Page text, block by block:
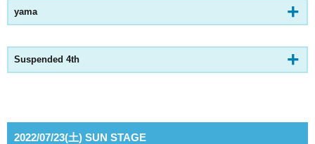
yama
Suspended 4th
2022/07/23(土) SUN STAGE